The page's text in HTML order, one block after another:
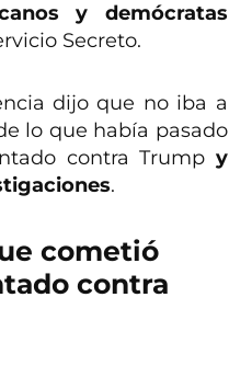
y demócratas
Secreto.
dijo que no iba a
lo que había pasado
contra Trump y
.
cometió
contra